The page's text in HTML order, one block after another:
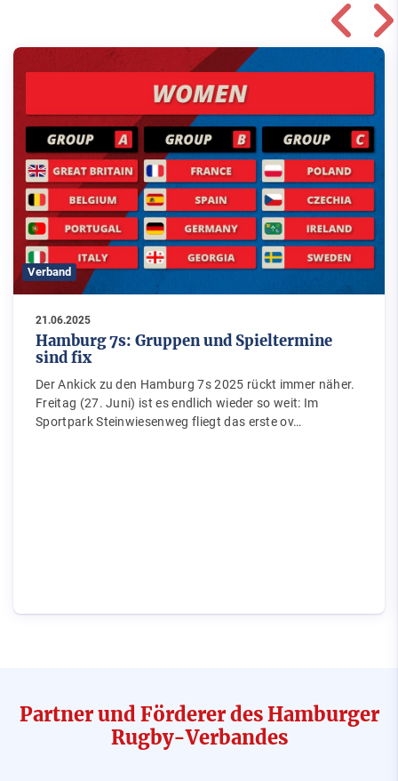
Verband
21.06.2025
Hamburg 7s: Gruppen und Spieltermine
sind fix
Der Ankick zu den Hamburg 7s 2025 rückt immer näher.
Freitag (27. Juni) ist es endlich wieder so weit: Im
Sportpark Steinwiesenweg fliegt das erste ov…
Partner und Förderer des Hamburger
Rugby-Verbandes